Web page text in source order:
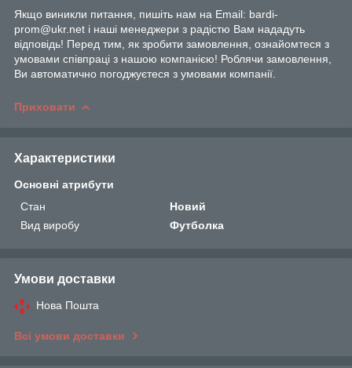
Якщо виникли питання, пишіть нам на Email: bardi-
prom@ukr.net і наші менеджери з радістю Вам нададуть
відповідь! Перед тим, як зробити замовлення, ознайомтеся з
умовами співпраці з нашою компанією! Роблячи замовлення,
Ви автоматично погоджуєтеся з умовами компанії.
Приховати
Характеристики
Основні атрибути
Стан
Новий
Вид виробу
Футболка
Умови доставки
Нова Пошта
Всі умови доставки